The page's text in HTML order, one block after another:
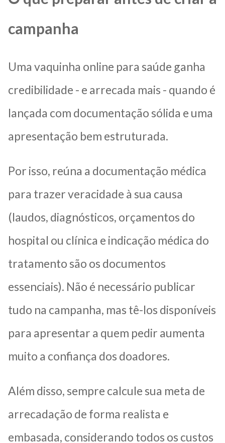
campanha
Uma vaquinha online para saúde ganha
credibilidade - e arrecada mais - quando é
lançada com documentação sólida e uma
apresentação bem estruturada.
Por isso, reúna a documentação médica
para trazer veracidade à sua causa
(laudos, diagnósticos, orçamentos do
hospital ou clínica e indicação médica do
tratamento são os documentos
essenciais). Não é necessário publicar
tudo na campanha, mas tê-los disponíveis
para apresentar a quem pedir aumenta
muito a confiança dos doadores.
Além disso, sempre calcule sua meta de
arrecadação de forma realista e
embasada, considerando todos os custos